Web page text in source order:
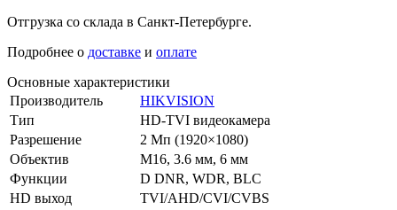
Отгрузка со склада в Санкт-Петербурге.
Подробнее о доставке и оплате
Основные характеристики
Производитель
HIKVISION
Тип
HD-TVI видеокамера
Разрешение
2 Мп (1920×1080)
Объектив
М16, 3.6 мм, 6 мм
Функции
D DNR, WDR, BLC
HD выход
TVI/AHD/CVI/CVBS